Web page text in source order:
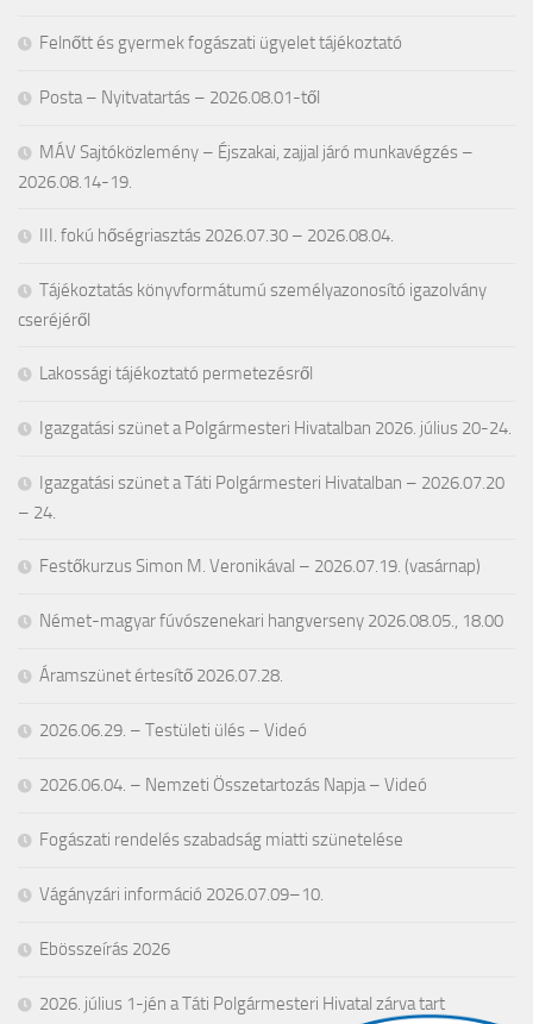
Felnőtt és gyermek fogászati ügyelet tájékoztató
Posta – Nyitvatartás – 2026.08.01-től
MÁV Sajtóközlemény – Éjszakai, zajjal járó munkavégzés –
2026.08.14-19.
III. fokú hőségriasztás 2026.07.30 – 2026.08.04.
Tájékoztatás könyvformátumú személyazonosító igazolvány
cseréjéről
Lakossági tájékoztató permetezésről
Igazgatási szünet a Polgármesteri Hivatalban 2026. július 20-24.
Igazgatási szünet a Táti Polgármesteri Hivatalban – 2026.07.20
– 24.
Festőkurzus Simon M. Veronikával – 2026.07.19. (vasárnap)
Német-magyar fúvószenekari hangverseny 2026.08.05., 18.00
Áramszünet értesítő 2026.07.28.
2026.06.29. – Testületi ülés – Videó
2026.06.04. – Nemzeti Összetartozás Napja – Videó
Fogászati rendelés szabadság miatti szünetelése
Vágányzári információ 2026.07.09–10.
Ebösszeírás 2026
2026. július 1-jén a Táti Polgármesteri Hivatal zárva tart